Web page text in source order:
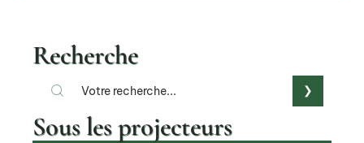
Recherche
Sous les projecteurs